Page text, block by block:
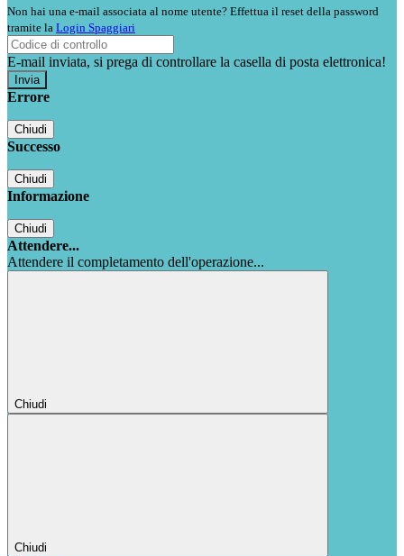
Non hai una e-mail associata al nome utente? Effettua il reset della password
tramite la Login Spaggiari
E-mail inviata, si prega di controllare la casella di posta elettronica!
Errore
Chiudi
Successo
Chiudi
Informazione
Chiudi
Attendere...
Attendere il completamento dell'operazione...
Chiudi
Chiudi